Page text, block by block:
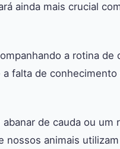
ainda mais crucial
a rotina de
falta de conhecimento
de cauda ou um
animais